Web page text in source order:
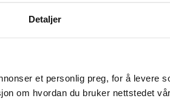
Detaljer
et personlig preg, for å levere
om hvordan du bruker nettstedet
1946.